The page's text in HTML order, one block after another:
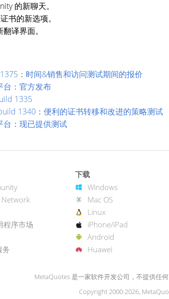
的新聊天。
书的新选项。
译界面。
：时间&销售和访问测试期间的报价
台：官方发布
1335
1340：便利的证书转移和改进的策略测试
台：现已提供测试
Network
程序市场
务
下载
Windows
Mac OS
Linux
iPhone/iPad
Android
Huawei
MetaQuotes 是一家软件开发公司，不提供任
Copyright 2000-2026,